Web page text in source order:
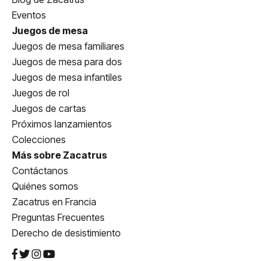
Eventos
Juegos de mesa
Juegos de mesa familiares
Juegos de mesa para dos
Juegos de mesa infantiles
Juegos de rol
Juegos de cartas
Próximos lanzamientos
Colecciones
Más sobre Zacatrus
Contáctanos
Quiénes somos
Zacatrus en Francia
Preguntas Frecuentes
Derecho de desistimiento